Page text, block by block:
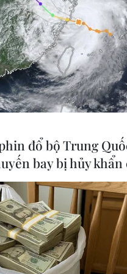
kêu gọi ECB tránh
đổ bộ Trung
bay bị hủy khẩn